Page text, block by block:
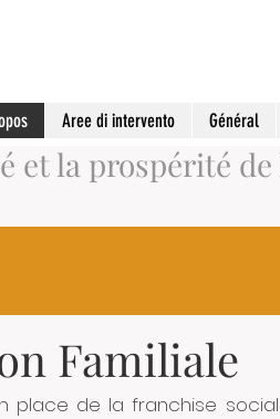
Aree di intervento Général
et la prospérité
Familiale
place de la franchise